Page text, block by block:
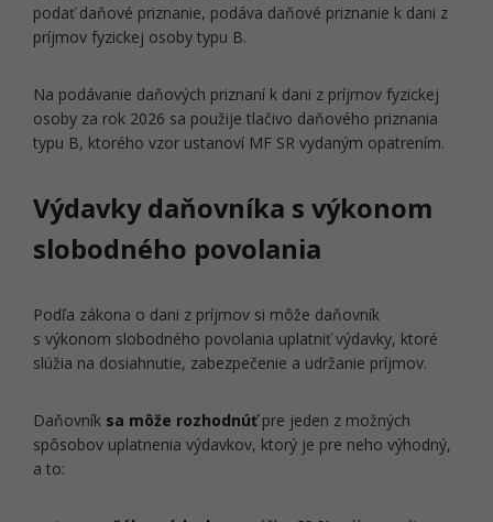
podať daňové priznanie, podáva daňové priznanie k dani z
príjmov fyzickej osoby typu B.
Na podávanie daňových priznaní k dani z príjmov fyzickej
osoby za rok 2026 sa použije tlačivo daňového priznania
typu B, ktorého vzor ustanoví MF SR vydaným opatrením.
Výdavky daňovníka s výkonom
slobodného povolania
Podľa zákona o dani z príjmov si môže daňovník
s výkonom slobodného povolania uplatniť výdavky, ktoré
slúžia na dosiahnutie, zabezpečenie a udržanie príjmov.
Daňovník sa môže rozhodnúťpre jeden z možných
spôsobov uplatnenia výdavkov, ktorý je pre neho výhodný,
a to: